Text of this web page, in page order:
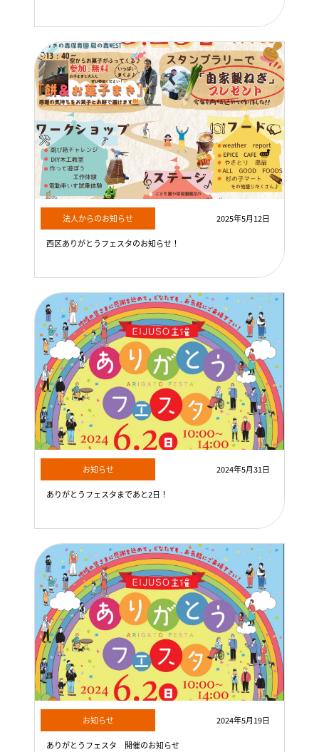
法人からのお知らせ 2025年5月12日
西区ありがとうフェスタのお知らせ！
お知らせ 2024年5月31日
ありがとうフェスタまであと2日！
お知らせ 2024年5月19日
ありがとうフェスタ 開催のお知らせ